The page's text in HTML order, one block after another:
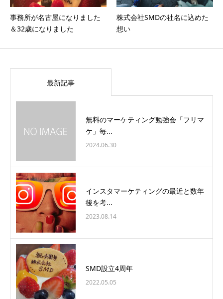
事務所が名古屋になりました
＆32歳になりました
株式会社SMDの社名に込めた
想い
最新記事
無料のマーケティング勉強会「フリマ
ケ」毎...
2024.06.30
インスタマーケティングの最近と数年
後を考...
2023.08.14
SMD設立4周年
2022.05.05